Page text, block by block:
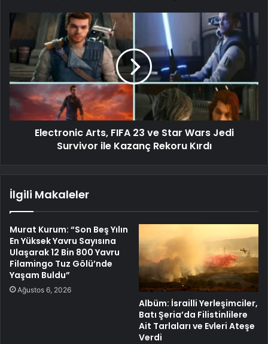
Electronic Arts, FIFA 23 ve Star Wars Jedi
Survivor ile Kazanç Rekoru Kırdı
İlgili Makaleler
Murat Kurum: “Son Beş Yılın
En Yüksek Yavru Sayısına
Ulaşarak 12 Bin 800 Yavru
Filamingo Tuz Gölü’nde
Yaşam Buldu”
Ağustos 6, 2026
Albüm: İsrailli Yerleşimciler,
Batı Şeria’da Filistinlilere
Ait Tarlaları ve Evleri Ateşe
Verdi